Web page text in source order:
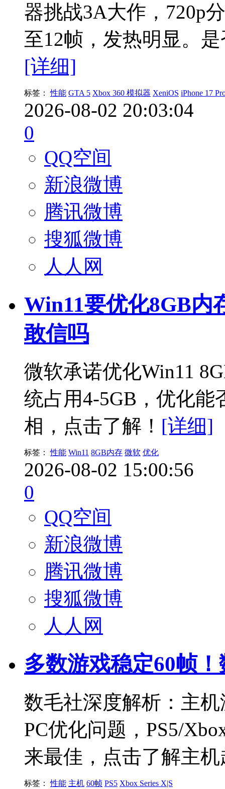
器挑战3A大作，720p
至12帧，发热明显。
[详细]
标签： 性能 GTA 5 Xbox 360 模拟器 XeniOS iPhone 17
2026-08-02 20:03:04
0
QQ空间
新浪微博
腾讯微博
搜狐微博
人人网
Win11要优化8GB内
敢信吗
微软承诺优化Win11
统占用4-5GB，优化
相，点击了解！ [详细]
标签： 性能 Win11 8GB内存 微软 优化
2026-08-02 15:00:56
0
QQ空间
新浪微博
腾讯微博
搜狐微博
人人网
多数游戏稳定60帧
数毛社深度解析：主
PC优化问题，PS5/
来最佳，点击了解主
标签： 性能 主机 60帧 PS5 Xbox Series X|S